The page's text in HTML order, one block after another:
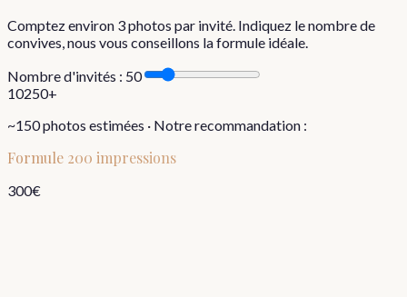
Comptez environ 3photos par invité. Indiquez le nombre de
convives, nous vous conseillons la formule idéale.
Nombre d'invités : 50
10250+
~150photos estimées · Notre recommandation :
Formule 200 impressions
300€